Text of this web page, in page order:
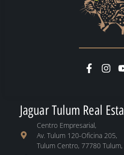
Jaguar Tulum Real
Centro Empresarial,
Av. Tulum 120-Oficina 205,
Tulum Centro, 77780 Tulum,